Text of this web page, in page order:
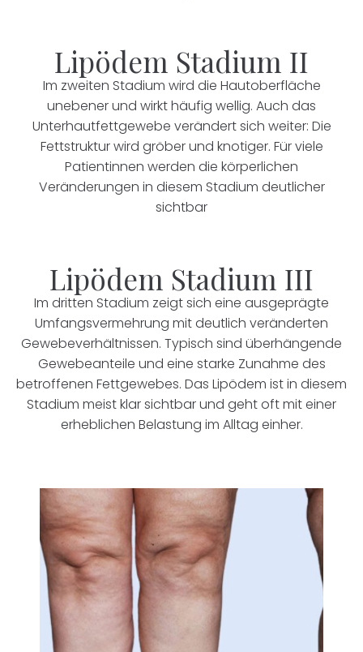
Lipödem Stadium II
Im zweiten Stadium wird die Hautoberfläche
unebener und wirkt häufig wellig. Auch das
Unterhautfettgewebe verändert sich weiter: Die
Fettstruktur wird gröber und knotiger. Für viele
Patientinnen werden die körperlichen
Veränderungen in diesem Stadium deutlicher
sichtbar
Lipödem Stadium III
Im dritten Stadium zeigt sich eine ausgeprägte
Umfangsvermehrung mit deutlich veränderten
Gewebeverhältnissen. Typisch sind überhängende
Gewebeanteile und eine starke Zunahme des
betroffenen Fettgewebes. Das Lipödem ist in diesem
Stadium meist klar sichtbar und geht oft mit einer
erheblichen Belastung im Alltag einher.